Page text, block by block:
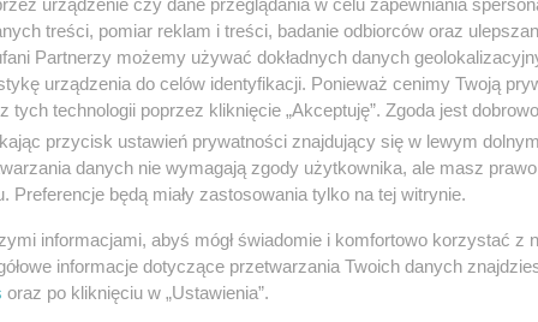
do opublikowanego na platformie X rankingu
treści, pomiar reklam i treści, badanie odbiorców oraz
Partnerzy możemy używać dokładnych danych
urządzenia do celów identyfikacji. Ponieważ cenimy Twoją
tych technologii poprzez kliknięcie „Akceptuję”. Zgoda jest
przycisk ustawień prywatności znajdujący się w lewym
danych nie wymagają zgody użytkownika, ale masz
Preferencje będą miały zastosowania tylko na tej witrynie.
informacjami, abyś mógł świadomie i komfortowo korzystać z
informacje dotyczące przetwarzania Twoich danych
oraz po kliknięciu w „Ustawienia”.